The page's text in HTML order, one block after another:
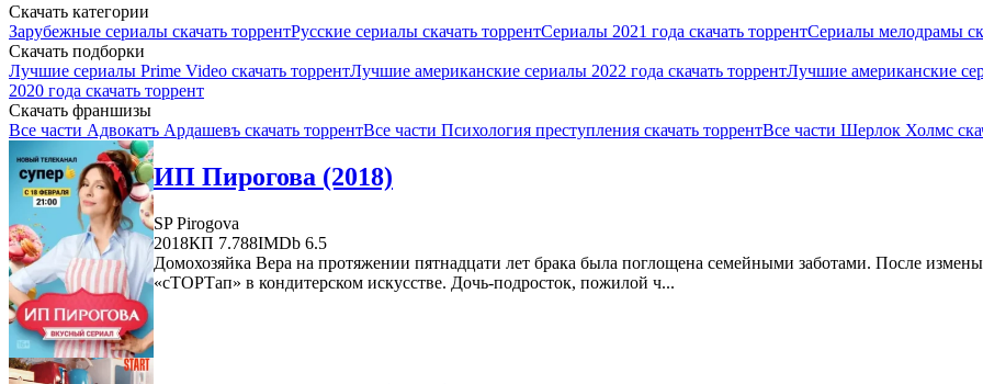
Скачать категории
Зарубежные сериалы скачать торрентРусские сериалы скачать торрентСериалы 2021 года скачать торрентСериалы мелодрамы
Скачать подборки
Лучшие сериалы Prime Video скачать торрентЛучшие американские сериалы 2022 года скачать торрентЛучшие американские
2020 года скачать торрент
Скачать франшизы
Все части Адвокатъ Ардашевъ скачать торрентВсе части Психология преступления скачать торрентВсе части Шерлок Холмс
ИП Пирогова (2018)
SP Pirogova
2018КП 7.788IMDb 6.5
Домохозяйка Вера на протяжении пятнадцати лет брака была поглощена семейными заботами. После
«сТОРТап» в кондитерском искусстве. Дочь-подросток, пожилой ч...